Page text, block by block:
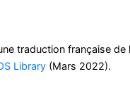
traduction française de
Library (Mars 2022).